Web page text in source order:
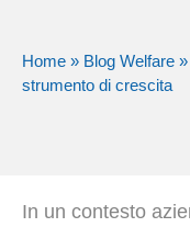
Home » Blog Welfare »
strumento di crescita
In un contesto